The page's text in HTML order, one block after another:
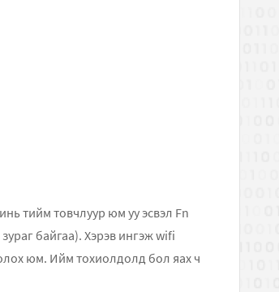
тийм товчлуур юм уу эсвэл Fn
байгаа). Хэрэв ингэж wifi
юм. Ийм тохиолдолд бол яах ч